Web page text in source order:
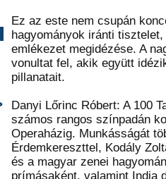
Látogasson el képtárunkba!
Ez az este nem csupán
hagyományok iránti
emlékezet megidézése. A
vonultat fel, akik együtt
pillanatait.
Danyi Lőrinc Róbert: A 100
számos rangos színpadán
Operaházig. Munkásságát
Érdemkereszttel, Kodály
és a magyar zenei
prímásaként, valamint India